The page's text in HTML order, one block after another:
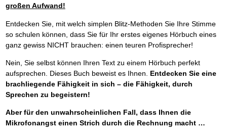
großen Aufwand!
Entdecken Sie, mit welch simplen Blitz-Methoden Sie Ihre Stimme
so schulen können, dass Sie für Ihr erstes eigenes Hörbuch eines
ganz gewiss NICHT brauchen: einen teuren Profisprecher!
Nein, Sie selbst können Ihren Text zu einem Hörbuch perfekt
aufsprechen. Dieses Buch beweist es Ihnen. Entdecken Sie eine
brachliegende Fähigkeit in sich – die Fähigkeit, durch
Sprechen zu begeistern!
Aber für den unwahrscheinlichen Fall, dass Ihnen die
Mikrofonangst einen Strich durch die Rechnung macht …